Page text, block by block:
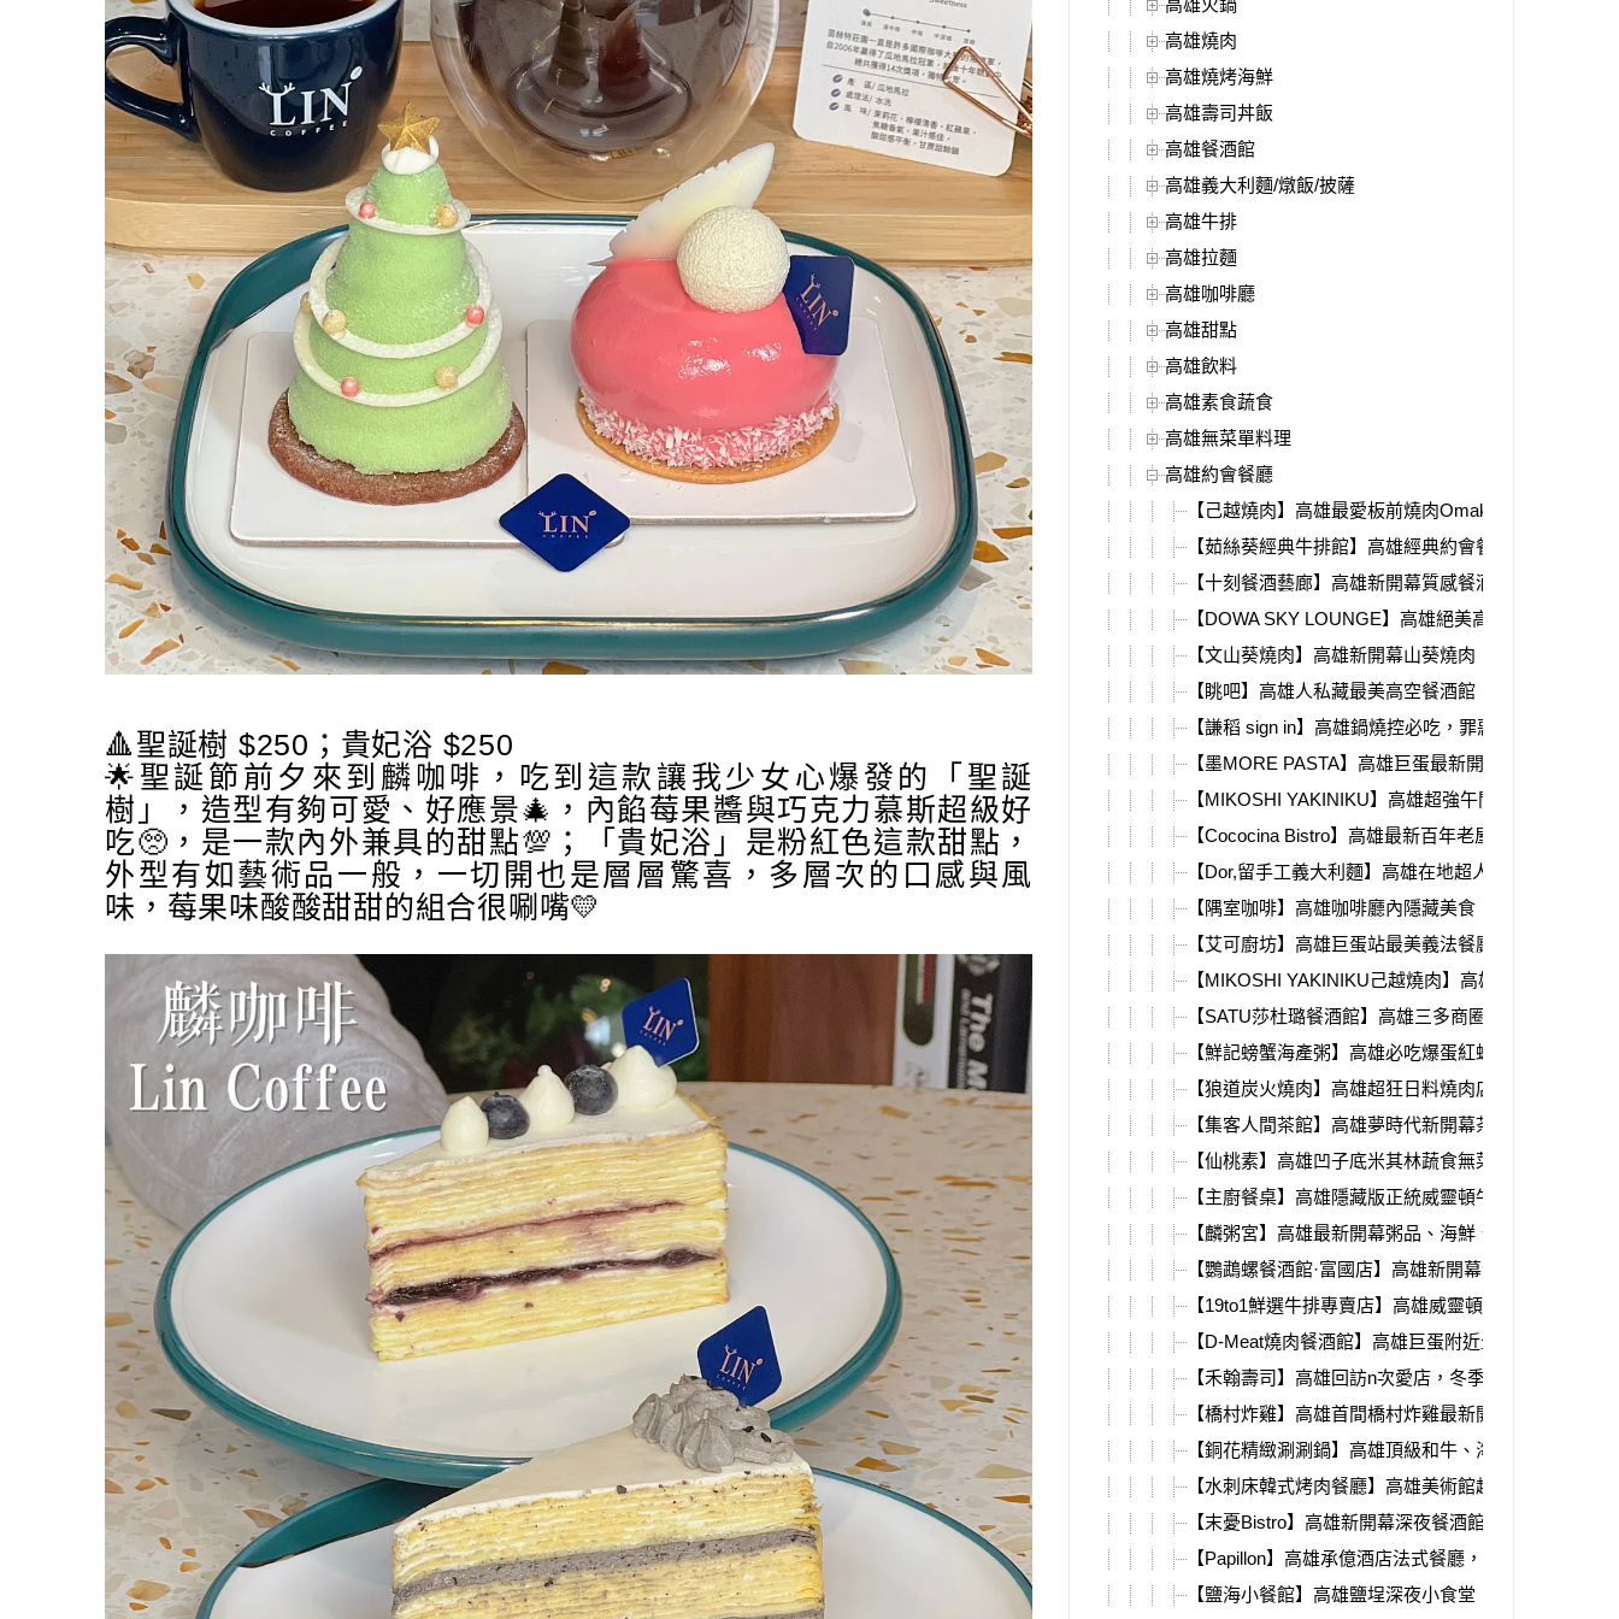
🔺聖誕樹 $250；貴妃浴 $250
🌟聖誕節前夕來到麟咖啡，吃到這款讓我少女心爆發的「聖誕
樹」，造型有夠可愛、好應景🎄，內餡莓果醬與巧克力慕斯超級好
吃🥺，是一款內外兼具的甜點💯；「貴妃浴」是粉紅色這款甜點，
外型有如藝術品一般，一切開也是層層驚喜，多層次的口感與風
味，莓果味酸酸甜甜的組合很唰嘴💛
高雄火鍋
高雄燒肉
高雄燒烤海鮮
高雄壽司丼飯
高雄餐酒館
高雄義大利麵/燉飯/披薩
高雄牛排
高雄拉麵
高雄咖啡廳
高雄甜點
高雄飲料
高雄素食蔬食
高雄無菜單料理
高雄約會餐廳
【己越燒肉】高雄最愛板前燒肉Omakase，全新燒肉
【茹絲葵經典牛排館】高雄經典約會餐廳，甜點必吃
【十刻餐酒藝廊】高雄新開幕質感餐酒館，必吃超強
【DOWA SKY LOUNGE】高雄絕美高空夜景餐酒館
【文山葵燒肉】高雄新開幕山葵燒肉，銷魂蒜蝦飯、
【眺吧】高雄人私藏最美高空餐酒館，就在中央公園
【謙稻 sign in】高雄鍋燒控必吃，罪惡花生巧克力脆
【墨MORE PASTA】高雄巨蛋最新開幕，超濃郁蝦醬
【MIKOSHI YAKINIKU】高雄超強午間燒肉定食！菜
【Cococina Bistro】高雄最新百年老屋餐酒館！菜單
【Dor,留手工義大利麵】高雄在地超人氣手工義大利
【隅室咖啡】高雄咖啡廳內隱藏美食，義大利麵、晚
【艾可廚坊】高雄巨蛋站最美義法餐廳，隱身帕可麗
【MIKOSHI YAKINIKU己越燒肉】高雄必吃頂級燒肉
【SATU莎杜璐餐酒館】高雄三多商圈隱藏餐廳，獨
【鮮記螃蟹海產粥】高雄必吃爆蛋紅蟳海鮮粥，海膽
【狼道炭火燒肉】高雄超狂日料燒肉店，頂級食材、
【集客人間茶館】高雄夢時代新開幕茶館，餐點豐富
【仙桃素】高雄凹子底米其林蔬食無菜單料理，頂級
【主廚餐桌】高雄隱藏版正統威靈頓牛排，歐式無菜
【麟粥宮】高雄最新開幕粥品、海鮮、熱炒，超頂級
【鸚鵡螺餐酒館·富國店】高雄新開幕潛水艇餐酒館，
【19to1鮮選牛排專賣店】高雄威靈頓牛排，蛇年活動
【D-Meat燒肉餐酒館】高雄巨蛋附近最新開幕燒肉店
【禾翰壽司】高雄回訪n次愛店，冬季新推出鴨胸雞
【橋村炸雞】高雄首間橋村炸雞最新開幕，夢時代限
【銅花精緻涮涮鍋】高雄頂級和牛、海鮮火鍋，除夕
【水刺床韓式烤肉餐廳】高雄美術館超強韓式燒肉，
【末憂Bistro】高雄新開幕深夜餐酒館，12月聖誕限定
【Papillon】高雄承億酒店法式餐廳，最新冬季限定餐
【鹽海小餐館】高雄鹽埕深夜小食堂，必吃蟹肉蛋湯